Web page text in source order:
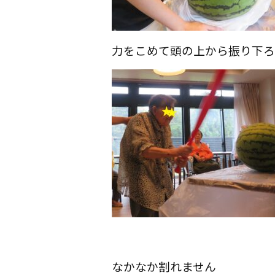
力をこめて頭の上から振り下
なかなか割れません